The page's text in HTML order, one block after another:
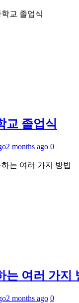
교 졸업식
2 months ago 0
는 여러 가지
2 months ago 0